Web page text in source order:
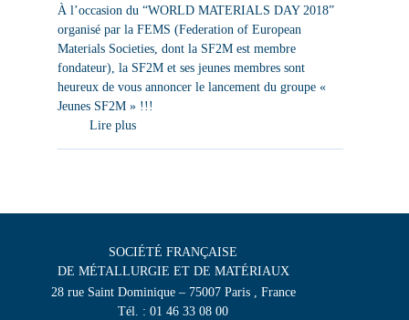
À l’occasion du “WORLD MATERIALS DAY 2018”
organisé par la FEMS (Federation of European
Materials Societies, dont la SF2M est membre
fondateur), la SF2M et ses jeunes membres sont
heureux de vous annoncer le lancement du groupe «
Jeunes SF2M » !!!
Lire plus
SOCIÉTÉ FRANÇAISE
DE MÉTALLURGIE ET DE MATÉRIAUX
28 rue Saint Dominique – 75007 Paris , France
Tél. : 01 46 33 08 00